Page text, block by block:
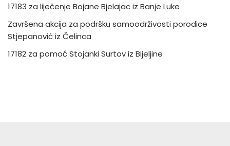
17183 za liječenje Bojane Bjelajac iz Banje Luke
Završena akcija za podršku samoodrživosti porodice
Stjepanović iz Čelinca
17182 za pomoć Stojanki Surtov iz Bijeljine